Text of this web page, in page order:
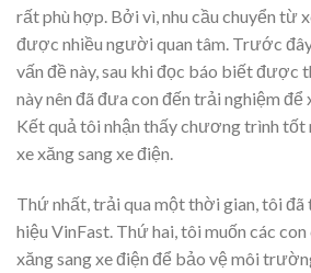
rất phù hợp. Bởi vì, nhu cầu chuyển từ
được nhiều người quan tâm. Trước
vấn đề này, sau khi đọc báo biết được
này nên đã đưa con đến trải nghiệm
Kết quả tôi nhận thấy chương trình tốt
xe xăng sang xe điện.
Thứ nhất, trải qua một thời gian, tôi
hiệu VinFast. Thứ hai, tôi muốn các
xăng sang xe điện để bảo vệ môi